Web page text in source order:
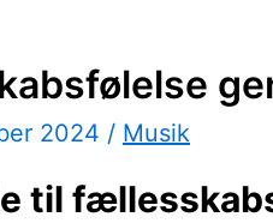
2024 / Musik
til